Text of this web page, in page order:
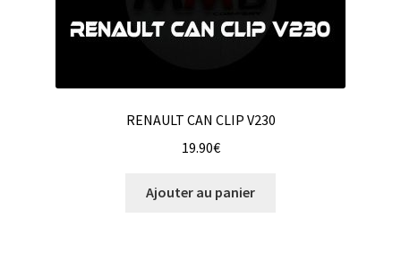
RENAULT CAN CLIP V230
19.90€
Ajouter au panier